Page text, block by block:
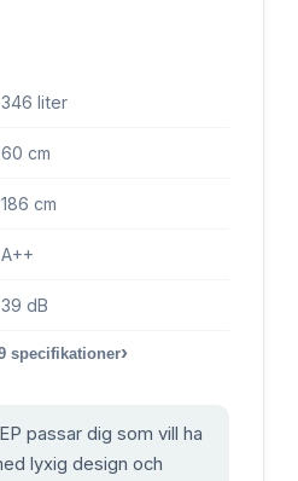
346 liter
60 cm
186 cm
A++
39 dB
specifikationer›
passar dig som vill ha
lyxig design och